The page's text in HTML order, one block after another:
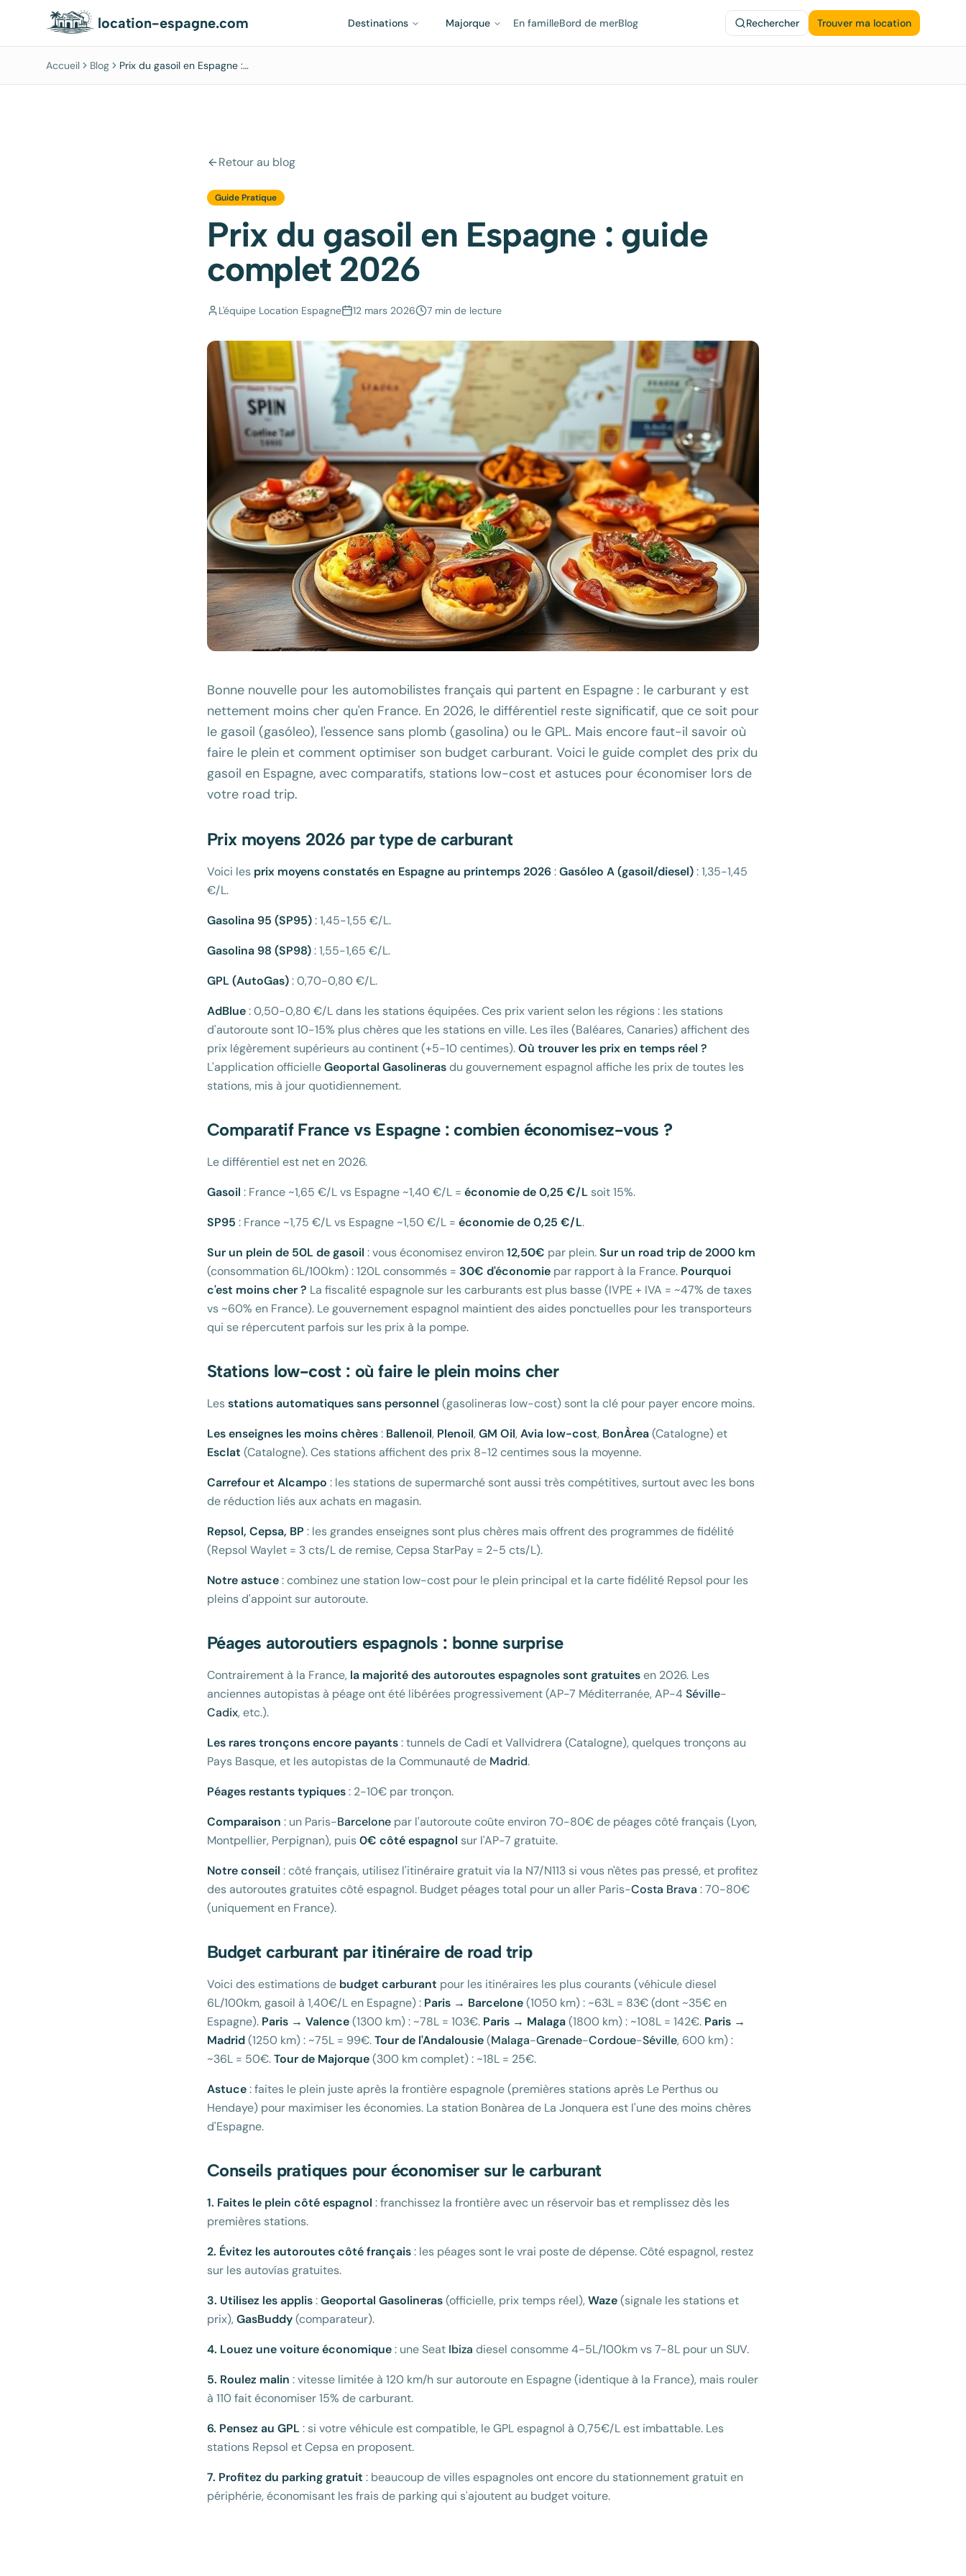
location-espagne.com Destinations Majorque En familleBord de merBlog Rechercher Trouver ma location
Accueil Blog
Prix du gasoil en Espagne :
Retour au blog
Guide Pratique
Prix du gasoil en Espagne : guide
complet 2026
L'équipe Location Espagne 12 mars 2026 7 min de lecture
Bonne nouvelle pour les automobilistes français qui partent en Espagne : le carburant y est
nettement moins cher qu'en France. En 2026, le différentiel reste significatif, que ce soit pour
le gasoil (gasóleo), l'essence sans plomb (gasolina) ou le GPL. Mais encore faut-il savoir où
faire le plein et comment optimiser son budget carburant. Voici le guide complet des prix du
gasoil en Espagne, avec comparatifs, stations low-cost et astuces pour économiser lors de
votre road trip.
Prix moyens 2026 par type de carburant
Voici les prix moyens constatés en Espagne au printemps 2026:Gasóleo A (gasoil/diesel): 1,35-1,45
€/L.
Gasolina 95 (SP95): 1,45-1,55 €/L.
Gasolina 98 (SP98): 1,55-1,65 €/L.
GPL (AutoGas): 0,70-0,80 €/L.
AdBlue: 0,50-0,80 €/L dans les stations équipées. Ces prix varient selon les régions : les stations
d'autoroute sont 10-15% plus chères que les stations en ville. Les îles (Baléares, Canaries) affichent des
prix légèrement supérieurs au continent (+5-10 centimes).Où trouver les prix en temps réel ?
L'application officielleGeoportal Gasolinerasdu gouvernement espagnol affiche les prix de toutes les
stations, mis à jour quotidiennement.
Comparatif France vs Espagne : combien économisez-vous ?
Le différentiel est net en 2026.
Gasoil : France ~1,65 €/L vs Espagne ~1,40 €/L = économie de 0,25 €/L soit 15%.
SP95 : France ~1,75 €/L vs Espagne ~1,50 €/L = économie de 0,25 €/L.
Sur un plein de 50L de gasoil : vous économisez environ12,50€ par plein.Sur un road trip de 2000 km
(consommation 6L/100km) : 120L consommés = 30€ d'économie par rapport à la France. Pourquoi
c'est moins cher ? La fiscalité espagnole sur les carburants est plus basse (IVPE + IVA = ~47% de taxes
vs ~60% en France). Le gouvernement espagnol maintient des aides ponctuelles pour les transporteurs
qui se répercutent parfois sur les prix à la pompe.
Stations low-cost : où faire le plein moins cher
Lesstations automatiques sans personnel (gasolineras low-cost) sont la clé pour payer encore moins.
Les enseignes les moins chères: Ballenoil, Plenoil,GM Oil,Avia low-cost, BonÀrea(Catalogne) et
Esclat (Catalogne). Ces stations affichent des prix 8-12 centimes sous la moyenne.
Carrefour et Alcampo : les stations de supermarché sont aussi très compétitives, surtout avec les bons
de réduction liés aux achats en magasin.
Repsol, Cepsa, BP : les grandes enseignes sont plus chères mais offrent des programmes de fidélité
(Repsol Waylet = 3 cts/L de remise, Cepsa StarPay = 2-5 cts/L).
Notre astuce: combinez une station low-cost pour le plein principal et la carte fidélité Repsol pour les
pleins d'appoint sur autoroute.
Péages autoroutiers espagnols : bonne surprise
Contrairement à la France, la majorité des autoroutes espagnoles sont gratuitesen 2026. Les
anciennes autopistas à péage ont été libérées progressivement (AP-7 Méditerranée, AP-4Séville-
Cadix, etc.).
Les rares tronçons encore payants: tunnels de Cadí et Vallvidrera (Catalogne), quelques tronçons au
Pays Basque, et les autopistas de la Communauté de Madrid.
Péages restants typiques: 2-10€ par tronçon.
Comparaison : un Paris-Barcelone par l'autoroute coûte environ 70-80€ de péages côté français (Lyon,
Montpellier, Perpignan), puis0€ côté espagnol sur l'AP-7 gratuite.
Notre conseil : côté français, utilisez l'itinéraire gratuit via la N7/N113 si vous n'êtes pas pressé, et profitez
des autoroutes gratuites côté espagnol. Budget péages total pour un aller Paris-Costa Brava : 70-80€
(uniquement en France).
Budget carburant par itinéraire de road trip
Voici des estimations de budget carburant pour les itinéraires les plus courants (véhicule diesel
6L/100km, gasoil à 1,40€/L en Espagne) : Paris → Barcelone(1050 km) : ~63L = 83€ (dont ~35€ en
Espagne). Paris → Valence(1300 km) : ~78L = 103€. Paris → Malaga(1800 km) : ~108L = 142€. Paris →
Madrid(1250 km) : ~75L = 99€.Tour de l'Andalousie(Malaga-Grenade-Cordoue-Séville, 600 km) :
~36L = 50€.Tour de Majorque(300 km complet) : ~18L = 25€.
Astuce: faites le plein juste après la frontière espagnole (premières stations après Le Perthus ou
Hendaye) pour maximiser les économies. La station Bonàrea de La Jonquera est l'une des moins chères
d'Espagne.
Conseils pratiques pour économiser sur le carburant
1. Faites le plein côté espagnol : franchissez la frontière avec un réservoir bas et remplissez dès les
premières stations.
2. Évitez les autoroutes côté français: les péages sont le vrai poste de dépense. Côté espagnol, restez
sur les autovías gratuites.
3. Utilisez les applis:Geoportal Gasolineras(officielle, prix temps réel),Waze(signale les stations et
prix),GasBuddy(comparateur).
4. Louez une voiture économique: une Seat Ibiza diesel consomme 4-5L/100km vs 7-8L pour un SUV.
5. Roulez malin : vitesse limitée à 120 km/h sur autoroute en Espagne (identique à la France), mais rouler
à 110 fait économiser 15% de carburant.
6. Pensez au GPL : si votre véhicule est compatible, le GPL espagnol à 0,75€/L est imbattable. Les
stations Repsol et Cepsa en proposent.
7. Profitez du parking gratuit : beaucoup de villes espagnoles ont encore du stationnement gratuit en
périphérie, économisant les frais de parking qui s'ajoutent au budget voiture.